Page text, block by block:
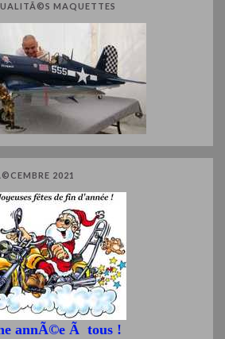
MAQUETTES
2021
annÃ©e Ã tous !